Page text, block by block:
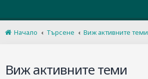
Начало Търсене
Виж активните теми
Виж активните теми